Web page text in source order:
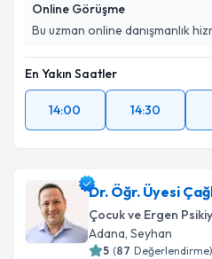
Online Görüşme
Bu uzman online danışmanlık
En Yakın Saatler
14:00 14:30
Dr. Öğr. Üyesi
Çocuk ve Ergen
Adana, Seyhan
5 (87 Değerlendirme)